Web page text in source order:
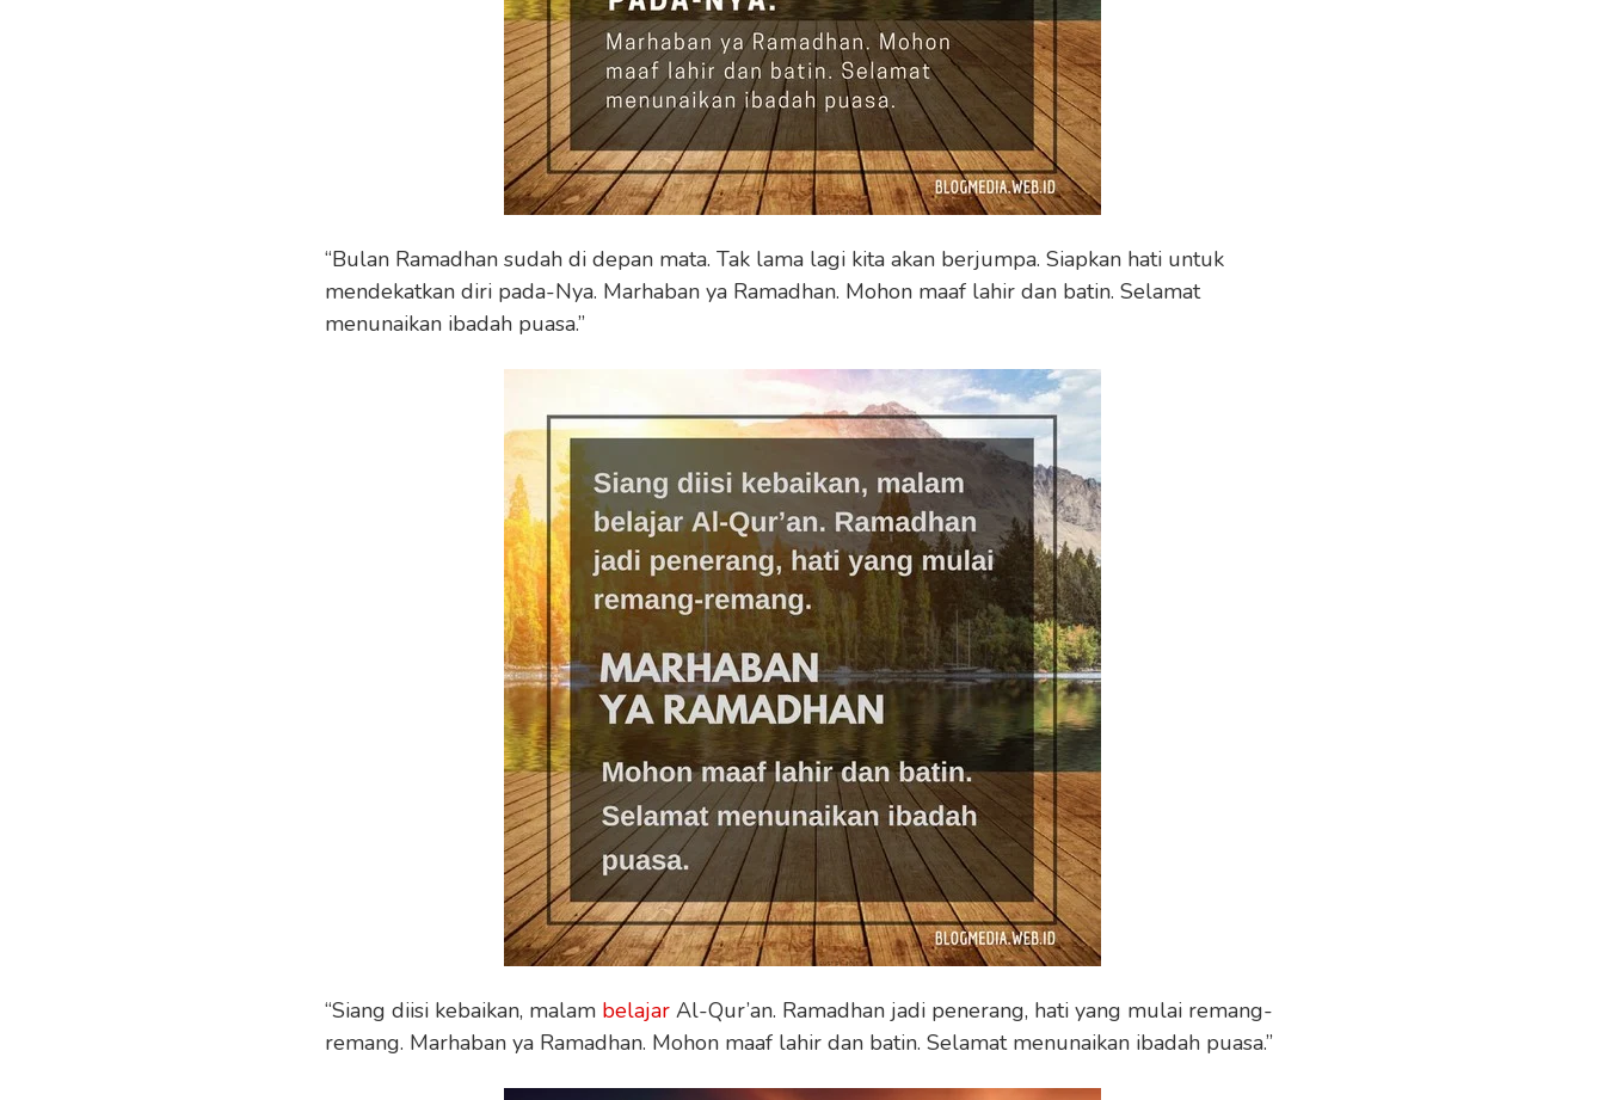
“Bulan Ramadhan sudah di depan mata. Tak lama lagi kita akan berjumpa. Siapkan hati untuk
mendekatkan diri pada-Nya. Marhaban ya Ramadhan. Mohon maaf lahir dan batin. Selamat
menunaikan ibadah puasa.”
“Siang diisi kebaikan, malam belajar Al-Qur’an. Ramadhan jadi penerang, hati yang mulai remang-
remang. Marhaban ya Ramadhan. Mohon maaf lahir dan batin. Selamat menunaikan ibadah puasa.”